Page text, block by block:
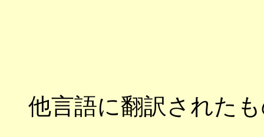
他言語に翻訳された